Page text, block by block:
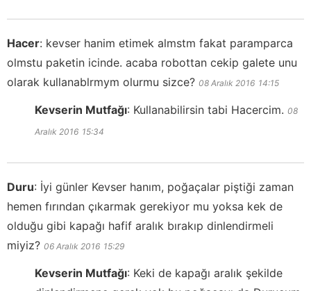
Hacer: kevser hanim etimek almstm fakat paramparca
olmstu paketin icinde. acaba robottan cekip galete unu
olarak kullanablrmym olurmu sizce? 08 Aralık 2016 14:15
Kevserin Mutfağı: Kullanabilirsin tabi Hacercim. 08
Aralık 2016 15:34
Duru: İyi günler Kevser hanım, poğaçalar piştiği zaman
hemen fırından çıkarmak gerekiyor mu yoksa kek de
olduğu gibi kapağı hafif aralık bırakıp dinlendirmeli
miyiz? 06 Aralık 2016 15:29
Kevserin Mutfağı: Keki de kapağı aralık şekilde